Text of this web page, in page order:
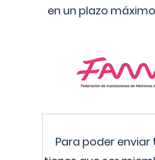
en un plazo
Para poder